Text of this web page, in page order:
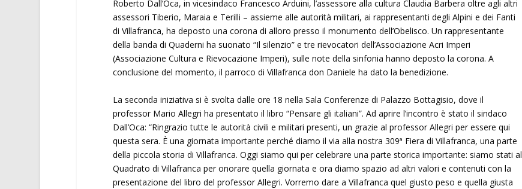
Roberto Dall’Oca, in vicesindaco Francesco Arduini, l’assessore alla cultura Claudia Barbera oltre agli altri
assessori Tiberio, Maraia e Terilli – assieme alle autorità militari, ai rappresentanti degli Alpini e dei Fanti
di Villafranca, ha deposto una corona di alloro presso il monumento dell’Obelisco. Un rappresentante
della banda di Quaderni ha suonato “Il silenzio” e tre rievocatori dell’Associazione Acri Imperi
(Associazione Cultura e Rievocazione Imperi), sulle note della sinfonia hanno deposto la corona. A
conclusione del momento, il parroco di Villafranca don Daniele ha dato la benedizione.
La seconda iniziativa si è svolta dalle ore 18 nella Sala Conferenze di Palazzo Bottagisio, dove il
professor Mario Allegri ha presentato il libro “Pensare gli italiani”. Ad aprire l’incontro è stato il sindaco
Dall’Oca: “Ringrazio tutte le autorità civili e militari presenti, un grazie al professor Allegri per essere qui
questa sera. È una giornata importante perché diamo il via alla nostra 309ª Fiera di Villafranca, una parte
della piccola storia di Villafranca. Oggi siamo qui per celebrare una parte storica importante: siamo stati al
Quadrato di Villafranca per onorare quella giornata e ora diamo spazio ad altri valori e contenuti con la
presentazione del libro del professor Allegri. Vorremo dare a Villafranca quel giusto peso e quella giusta